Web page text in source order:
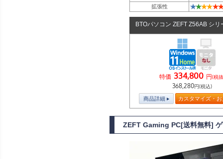
拡張性 ★★★★★★
BTOパソコン ZEFT Z56AB シリ
特価 334,800 円(税
368,280円(税込)
商品詳細 カスタマイズ・
ZEFT Gaming PC[送料無料]